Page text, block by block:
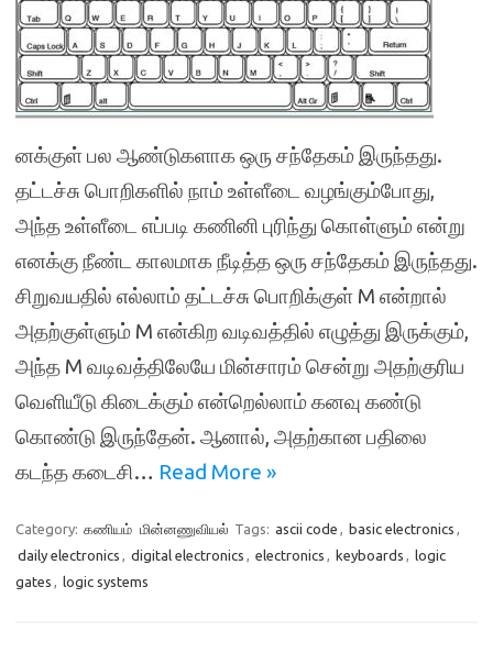
னக்குள் பல ஆண்டுகளாக ஒரு சந்தேகம் இருந்தது.
தட்டச்சு பொறிகளில் நாம் உள்ளீடை வழங்கும்போது,
அந்த உள்ளீடை எப்படி கணினி புரிந்து கொள்ளும் என்று
எனக்கு நீண்ட காலமாக நீடித்த ஒரு சந்தேகம் இருந்தது.
சிறுவயதில் எல்லாம் தட்டச்சு பொறிக்குள் M என்றால்
அதற்குள்ளும் M என்கிற வடிவத்தில் எழுத்து இருக்கும்,
அந்த M வடிவத்திலேயே மின்சாரம் சென்று அதற்குரிய
வெளியீடு கிடைக்கும் என்றெல்லாம் கனவு கண்டு
கொண்டு இருந்தேன். ஆனால், அதற்கான பதிலை
கடந்த கடைசி… Read More »
Category: கணியம் மின்னணுவியல் Tags: ascii code , basic electronics ,
daily electronics , digital electronics , electronics , keyboards , logic
gates , logic systems